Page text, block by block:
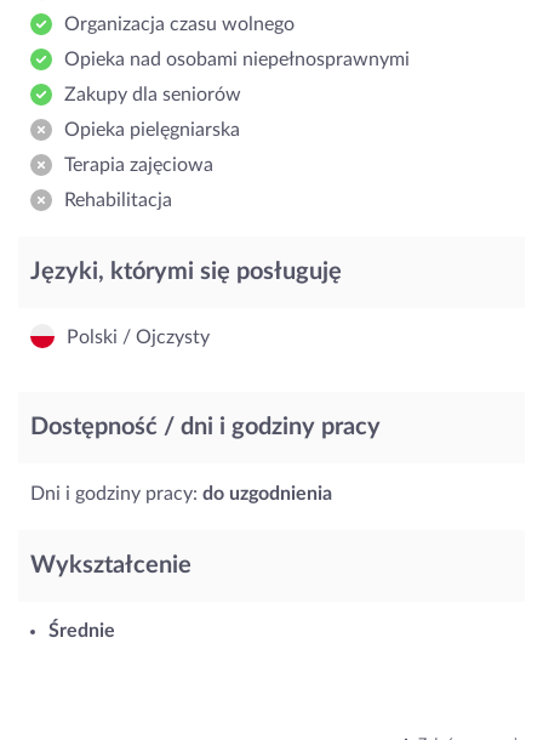
Organizacja czasu wolnego
Opieka nad osobami niepełnosprawnymi
Zakupy dla seniorów
Opieka pielęgniarska
Terapia zajęciowa
Rehabilitacja
Języki, którymi się posługuję
Polski / Ojczysty
Dostępność / dni i godziny pracy
Dni i godziny pracy: do uzgodnienia
Wykształcenie
Średnie